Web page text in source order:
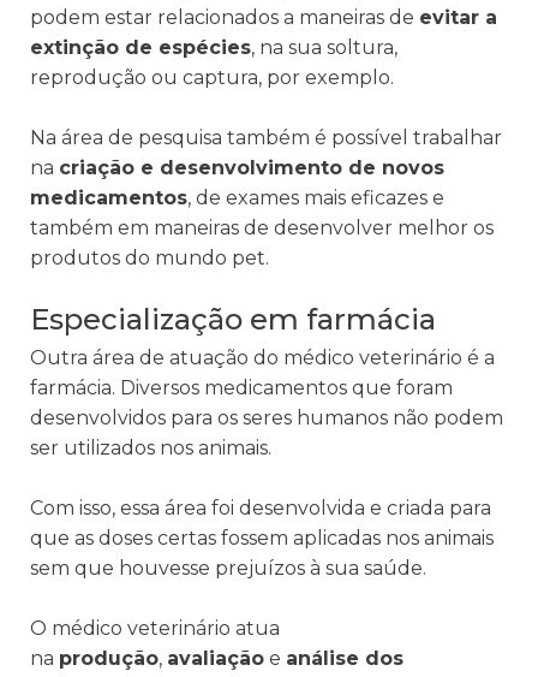
podem estar relacionados a maneiras de evitar a
extinção de espécies, na sua soltura,
reprodução ou captura, por exemplo.
Na área de pesquisa também é possível trabalhar
na criação e desenvolvimento de novos
medicamentos, de exames mais eficazes e
também em maneiras de desenvolver melhor os
produtos do mundo pet.
Especialização em farmácia
Outra área de atuação do médico veterinário é a
farmácia. Diversos medicamentos que foram
desenvolvidos para os seres humanos não podem
ser utilizados nos animais.
Com isso, essa área foi desenvolvida e criada para
que as doses certas fossem aplicadas nos animais
sem que houvesse prejuízos à sua saúde.
O médico veterinário atua
na produção, avaliação e análise dos